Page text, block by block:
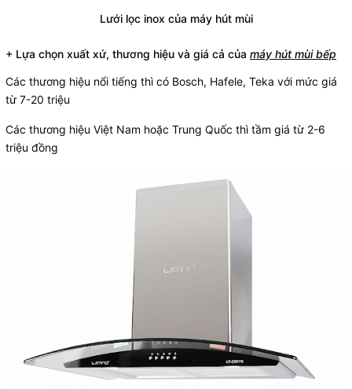
Lưới lọc inox của máy hút mùi
+ Lựa chọn xuất xứ, thương hiệu và giá cả của máy hút mùi bếp
Các thương hiệu nổi tiếng thì có Bosch, Hafele, Teka với mức giá
từ 7-20 triệu
Các thương hiệu Việt Nam hoặc Trung Quốc thì tầm giá từ 2-6
triệu đồng